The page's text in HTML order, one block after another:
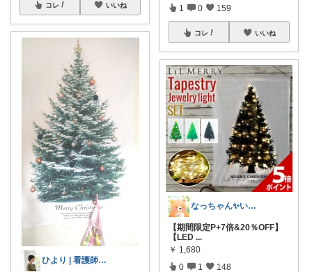
コレ いいね
ひより | 看護師ママ スイーツ大好き❤
1 0 159
コレ いいね
なっちゃん✨いつもありがとう😊✨
【期間限定P+7倍&20％OFF】
【LED ...
￥ 1,680
0 1 148